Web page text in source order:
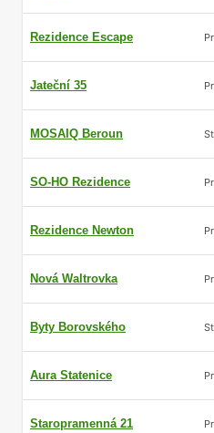
Rezidence Escape
Jateční 35
MOSAIQ Beroun
SO-HO Rezidence
Rezidence Newton
Nová Waltrovka
Byty Borovského
Aura Statenice
Staropramenná 21